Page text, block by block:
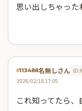
思い出しちゃった
#113488名無しさん
2026/02/18 17:05
これ知ってたら